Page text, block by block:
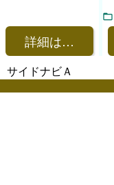
サイドナビＡ
詳細は…